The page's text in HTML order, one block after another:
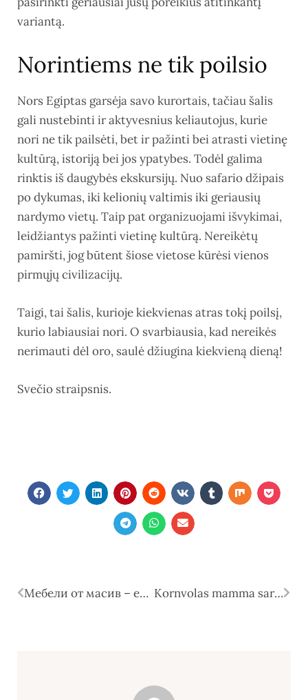
variantą.
Norintiems ne tik poilsio
Nors Egiptas garsėja savo kurortais, tačiau šalis
gali nustebinti ir aktyvesnius keliautojus, kurie
nori ne tik pailsėti, bet ir pažinti bei atrasti vietinę
kultūrą, istoriją bei jos ypatybes. Todėl galima
rinktis iš daugybės ekskursijų. Nuo safario džipais
po dykumas, iki kelionių valtimis iki geriausių
nardymo vietų. Taip pat organizuojami išvykimai,
leidžiantys pažinti vietinę kultūrą. Nereikėtų
pamiršti, jog būtent šiose vietose kūrėsi vienos
pirmųjų civilizacijų.
Taigi, tai šalis, kurioje kiekvienas atras tokį poilsį,
kurio labiausiai nori. O svarbiausia, kad nereikės
nerimauti dėl oro, saulė džiugina kiekvieną dieną!
Svečio straipsnis.
Мебели от масив – естествена красота, здравина и дълготрайност за вашия дом Kornvolas mamma sarīkoja sirsnīgu “Adoptē kucēnu” ballīti, kas satuvināja vietējās ģimenes